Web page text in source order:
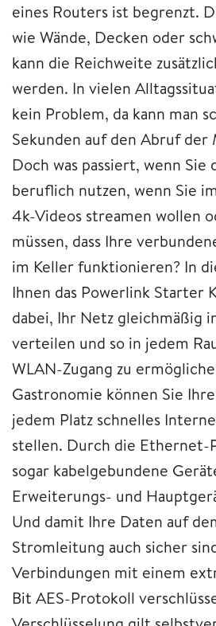
eines Routers ist begrenzt.
wie Wände, Decken oder
kann die Reichweite
werden. In vielen
kein Problem, da kann man
Sekunden auf den Abruf der
Doch was passiert, wenn Sie
beruflich nutzen, wenn Sie
4k-Videos streamen wollen
müssen, dass Ihre
im Keller funktionieren? In
Ihnen das Powerlink Starter
dabei, Ihr Netz gleichmäßig
verteilen und so in jedem
WLAN-Zugang zu
Gastronomie können Sie
jedem Platz schnelles
stellen. Durch die Ethernet-
sogar kabelgebundene
Erweiterungs- und
Und damit Ihre Daten auf
Stromleitung auch sicher
Verbindungen mit einem
Bit AES-Protokoll